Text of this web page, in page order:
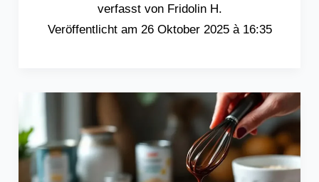
Fridolin H.
26 Oktober 2025 à 16:35